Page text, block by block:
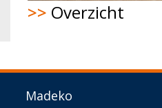
>> Overzicht
Madeko